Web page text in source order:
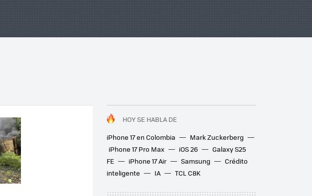
HOY SE HABLA DE
iPhone 17 en Colombia
Mark Zuckerberg
iPhone 17 Pro Max
iOS 26
Galaxy S25
FE
iPhone 17 Air Samsung
Crédito
inteligente
IA TCL C8K